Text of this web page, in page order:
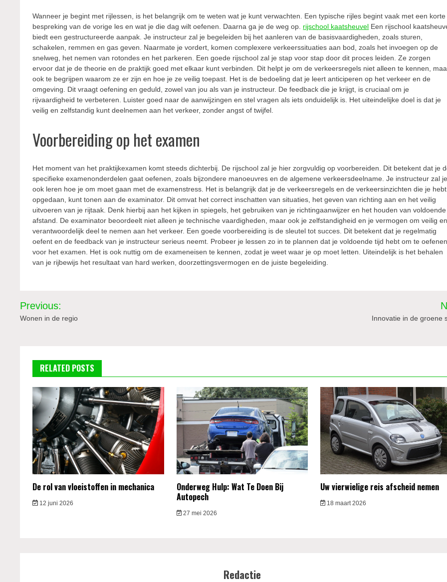
Wanneer je begint met rijlessen, is het belangrijk om te weten wat je kunt verwachten. Een typische rijles begint vaak met een korte
bespreking van de vorige les en wat je die dag wilt oefenen. Daarna ga je de weg op. rijschool kaatsheuvel Een rijschool
biedt een gestructureerde aanpak. Je instructeur zal je begeleiden bij het aanleren van de basisvaardigheden, zoals sturen,
schakelen, remmen en gas geven. Naarmate je vordert, komen complexere verkeerssituaties aan bod, zoals het invoegen op de
snelweg, het nemen van rotondes en het parkeren. Een goede rijschool zal je stap voor stap door dit proces leiden. Ze zorgen
ervoor dat je de theorie en de praktijk goed met elkaar kunt verbinden. Dit helpt je om de verkeersregels niet alleen te kennen,
ook te begrijpen waarom ze er zijn en hoe je ze veilig toepast. Het is de bedoeling dat je leert anticiperen op het verkeer en de
omgeving. Dit vraagt oefening en geduld, zowel van jou als van je instructeur. De feedback die je krijgt, is cruciaal om je
rijvaardigheid te verbeteren. Luister goed naar de aanwijzingen en stel vragen als iets onduidelijk is. Het uiteindelijke doel is dat je
veilig en zelfstandig kunt deelnemen aan het verkeer, zonder angst of twijfel.
Voorbereiding op het examen
Het moment van het praktijkexamen komt steeds dichterbij. De rijschool zal je hier zorgvuldig op voorbereiden. Dit betekent dat je
specifieke examenonderdelen gaat oefenen, zoals bijzondere manoeuvres en de algemene verkeersdeelname. Je instructeur zal je
ook leren hoe je om moet gaan met de examenstress. Het is belangrijk dat je de verkeersregels en de verkeersinzichten die je hebt
opgedaan, kunt tonen aan de examinator. Dit omvat het correct inschatten van situaties, het geven van richting aan en het veilig
uitvoeren van je rijtaak. Denk hierbij aan het kijken in spiegels, het gebruiken van je richtingaanwijzer en het houden van voldoende
afstand. De examinator beoordeelt niet alleen je technische vaardigheden, maar ook je zelfstandigheid en je vermogen om veilig en
verantwoordelijk deel te nemen aan het verkeer. Een goede voorbereiding is de sleutel tot succes. Dit betekent dat je regelmatig
oefent en de feedback van je instructeur serieus neemt. Probeer je lessen zo in te plannen dat je voldoende tijd hebt om te oefenen
voor het examen. Het is ook nuttig om de exameneisen te kennen, zodat je weet waar je op moet letten. Uiteindelijk is het behalen
van je rijbewijs het resultaat van hard werken, doorzettingsvermogen en de juiste begeleiding.
Bericht
navigatie
Previous:
Wonen in de regio Innovatie in de groene
RELATED POSTS
De rol van vloeistoffen in mechanica
12 juni 2026
Onderweg Hulp: Wat Te Doen Bij
Autopech
27 mei 2026
Uw vierwielige reis afscheid nemen
18 maart 2026
Redactie